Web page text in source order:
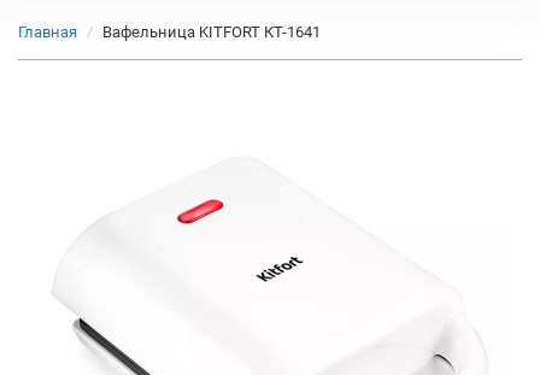
Главная Вафельница KITFORT КТ-1641